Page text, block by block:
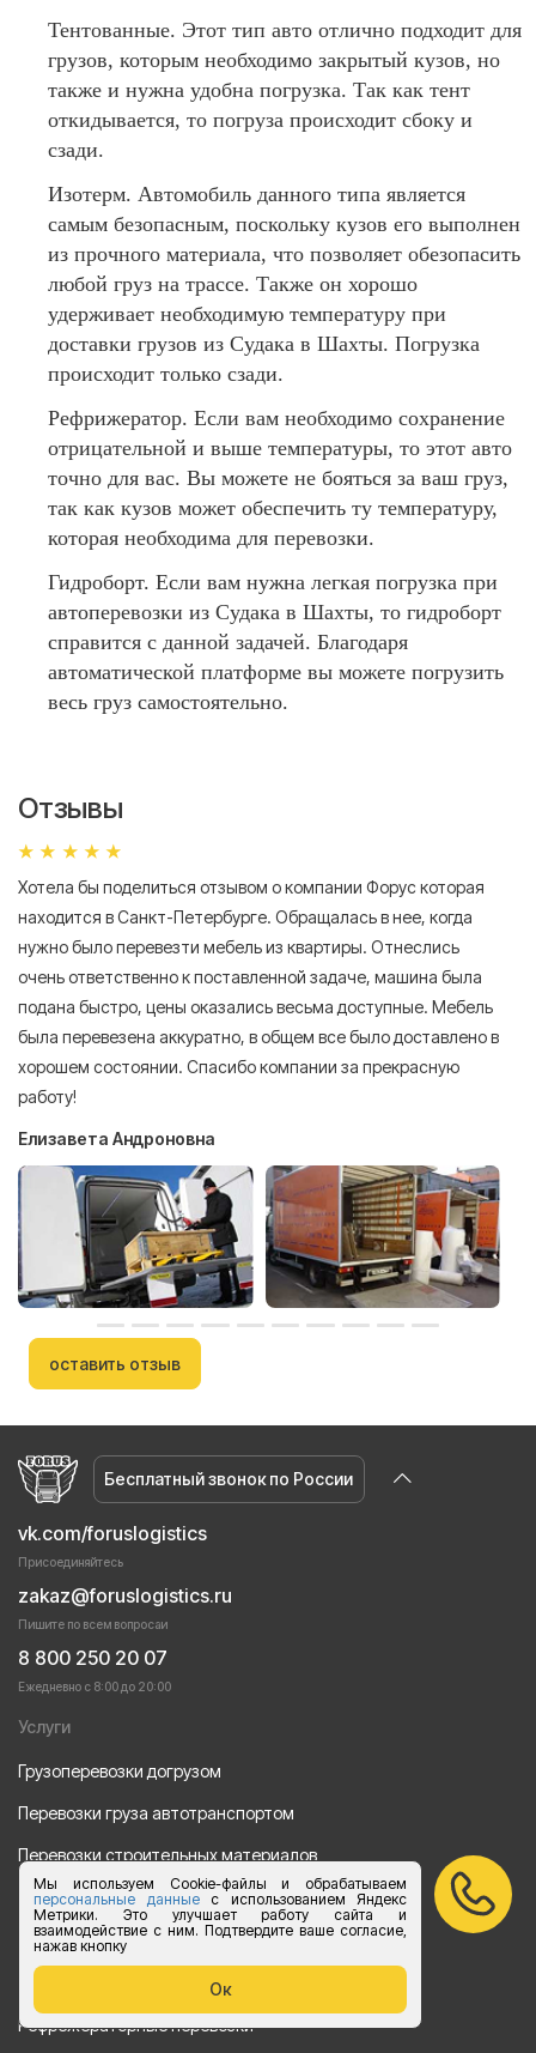
Мы используем Cookie-файлы и обрабатываем
персональные данныес использованием Яндекс
Метрики. Это улучшает работу сайта и
взаимодействие с ним. Подтвердите ваше согласие,
нажав кнопку
Ок
Тентованные. Этот тип авто отлично подходит для
грузов, которым необходимо закрытый кузов, но
также и нужна удобна погрузка. Так как тент
откидывается, то погруза происходит сбоку и
сзади.
Изотерм. Автомобиль данного типа является
самым безопасным, поскольку кузов его выполнен
из прочного материала, что позволяет обезопасить
любой груз на трассе. Также он хорошо
удерживает необходимую температуру при
доставки грузов из Судака в Шахты. Погрузка
происходит только сзади.
Рефрижератор. Если вам необходимо сохранение
отрицательной и выше температуры, то этот авто
точно для вас. Вы можете не бояться за ваш груз,
так как кузов может обеспечить ту температуру,
которая необходима для перевозки.
Гидроборт. Если вам нужна легкая погрузка при
автоперевозки из Судака в Шахты, то гидроборт
справится с данной задачей. Благодаря
автоматической платформе вы можете погрузить
весь груз самостоятельно.
Отзывы
Хотела бы поделиться отзывом о компании Форус которая
находится в Санкт-Петербурге. Обращалась в нее, когда
нужно было перевезти мебель из квартиры. Отнеслись
очень ответственно к поставленной задаче, машина была
подана быстро, цены оказались весьма доступные. Мебель
была перевезена аккуратно, в общем все было доставлено в
хорошем состоянии. Спасибо компании за прекрасную
работу!
Елизавета Андроновна
оставить отзыв
Бесплатный звонок по России
vk.com/foruslogistics
Присоединяйтесь
zakaz@foruslogistics.ru
Пишите по всем вопросаи
8 800 250 20 07
Ежедневно с 8:00 до 20:00
Услуги
Грузоперевозки догрузом
Перевозки груза автотранспортом
Перевозки строительных материалов
Перевозка оборудования
Перевозка продуктов питания
Переезд
Рефрежераторные перевозки